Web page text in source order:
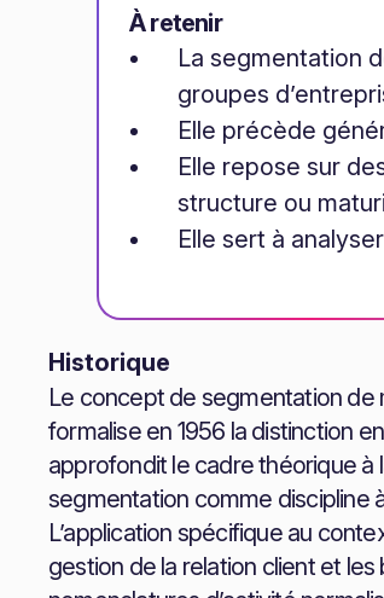
À retenir
La segmentation
groupes
Elle précède
Elle repose sur
structure ou
Elle sert à
Historique
Le concept de segmentation de
formalise en 1956 la distinction
approfondit le cadre théorique à
segmentation comme discipline
L’application spécifique au
gestion de la relation client et